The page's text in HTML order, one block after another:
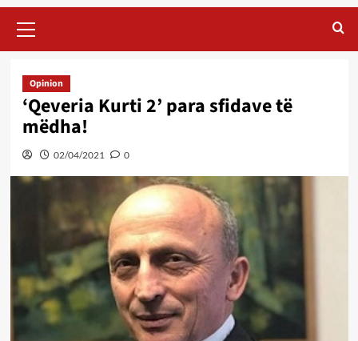
Menu
Opinion
‘Qeveria Kurti 2’ para sfidave të
mëdha!
02/04/2021 0